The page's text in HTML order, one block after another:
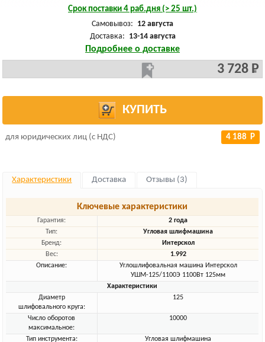
Срок поставки 4 раб.дня (> 25 шт.)
Самовывоз: 12 августа
Доставка: 13-14 августа
Подробнее о доставке
3 728 Р
КУПИТЬ
для юридических лиц (с НДС) 4 188 Р
Характеристики Доставка Отзывы (3)
Ключевые характеристики
Гарантия:
2 года
Тип:
Угловая шлифмашина
Бренд:
Интерскол
Вес:
1.992
Описание:
Углошлифовальная машина Интерскол
УШМ-125/1100Э 1100Вт 125мм
Характеристики
Диаметр
шлифовального круга:
125
Число оборотов
максимальное:
10000
Тип инструмента:
Угловая шлифмашина